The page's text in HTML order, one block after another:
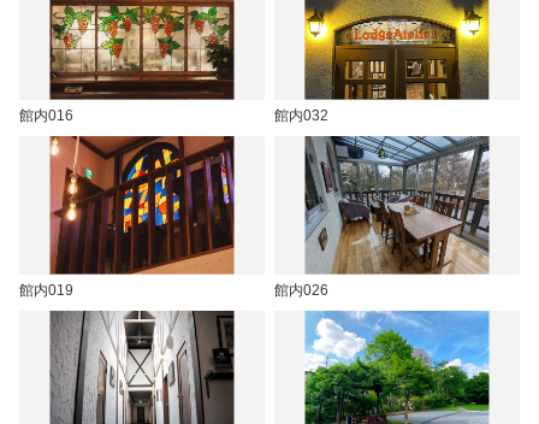
館内016 館内032
館内019 館内026